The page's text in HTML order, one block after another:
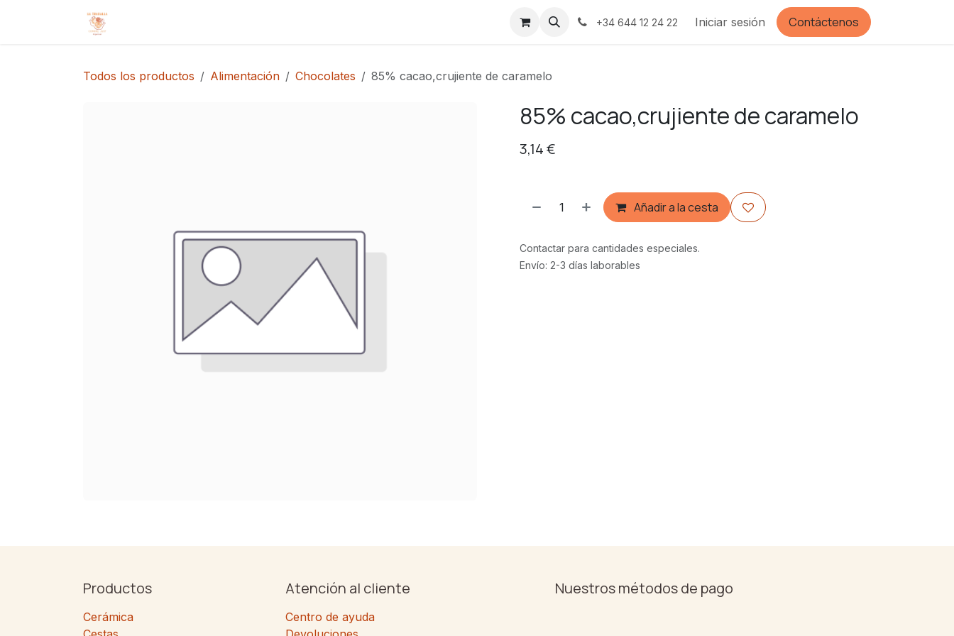
+34 644 12 24 22 Iniciar sesión Contáctenos
Todos los productos Alimentación Chocolates 85% cacao,crujiente de caramelo
85% cacao,crujiente de caramelo
3,14€
Añadir a la cesta
Contactar para cantidades especiales.
Envío: 2-3 días laborables
Productos
Cerámica
Atención al cliente
Centro de ayuda
Nuestros métodos de pago